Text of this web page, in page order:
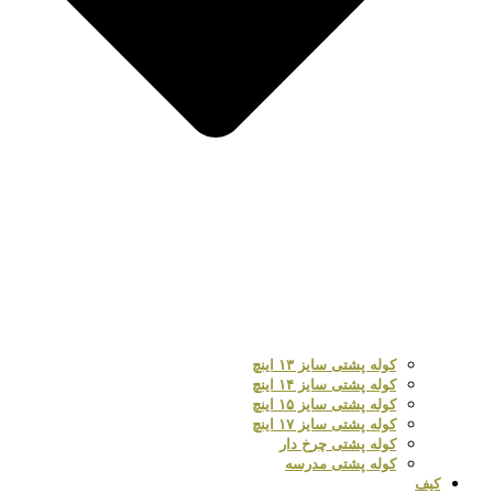
کوله پشتی سایز ۱۳ اینچ
کوله پشتی سایز ۱۴ اینچ
کوله پشتی سایز ۱۵ اینچ
کوله پشتی سایز ۱۷ اینچ
کوله پشتی چرخ دار
کوله پشتی مدرسه
کیف